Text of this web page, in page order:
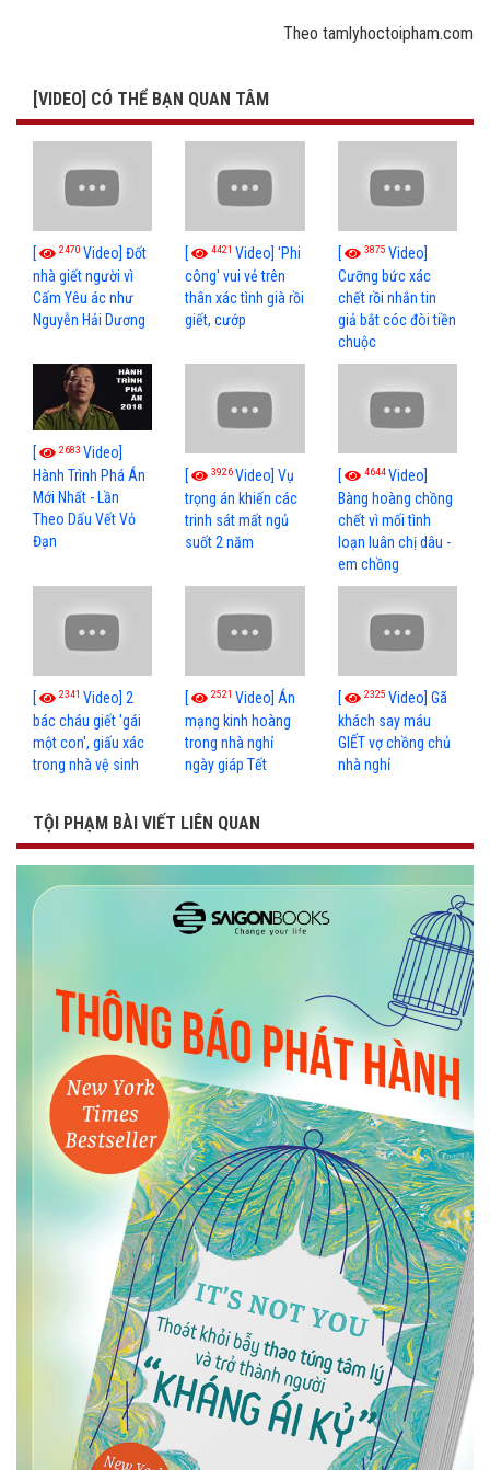
Theo tamlyhoctoipham.com
[VIDEO] CÓ THỂ BẠN QUAN TÂM
[ 2470 Video] Đốt
nhà giết người vì
Cấm Yêu ác như
Nguyễn Hải Dương
[ 4421Video] 'Phi
công' vui vẻ trên
thân xác tình già rồi
giết, cướp
[ 3875 Video]
Cưỡng bức xác
chết rồi nhắn tin
giả bắt cóc đòi tiền
chuộc
[ 2683 Video]
Hành Trình Phá Án
Mới Nhất - Lần
Theo Dấu Vết Vỏ
Đạn
[ 3926Video] Vụ
trọng án khiến các
trinh sát mất ngủ
suốt 2 năm
[ 4644Video]
Bàng hoàng chồng
chết vì mối tình
loạn luân chị dâu -
em chồng
[ 2341 Video] 2
bác cháu giết 'gái
một con', giấu xác
trong nhà vệ sinh
[ 2521Video] Án
mạng kinh hoàng
trong nhà nghỉ
ngày giáp Tết
[ 2325 Video] Gã
khách say máu
GIẾT vợ chồng chủ
nhà nghỉ
TỘI PHẠM BÀI VIẾT LIÊN QUAN